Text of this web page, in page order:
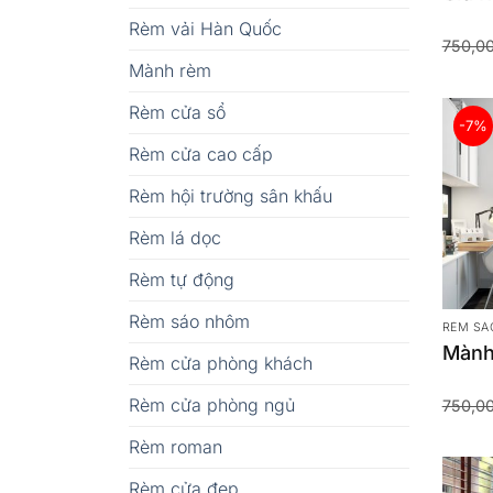
Rèm vải Hàn Quốc
Mành rèm
Rèm cửa sổ
Rèm cửa cao cấp
Rèm hội trường sân khấu
Rèm lá dọc
Rèm tự động
Rèm sáo nhôm
Rèm cửa phòng khách
Rèm cửa phòng ngủ
Rèm roman
Rèm cửa đẹp
-7%
RÈM